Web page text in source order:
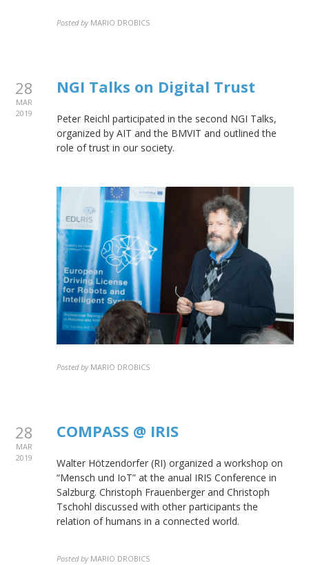
Posted by MARIO DROBICS
28
MAR
2019
NGI Talks on Digital Trust
Peter Reichl participated in the second NGI Talks,
organized by AIT and the BMVIT and outlined the
role of trust in our society.
Posted by MARIO DROBICS
28
MAR
2019
COMPASS @ IRIS
Walter Hötzendorfer (RI) organized a workshop on
“Mensch und IoT” at the anual IRIS Conference in
Salzburg. Christoph Frauenberger and Christoph
Tschohl discussed with other participants the
relation of humans in a connected world.
Posted by MARIO DROBICS